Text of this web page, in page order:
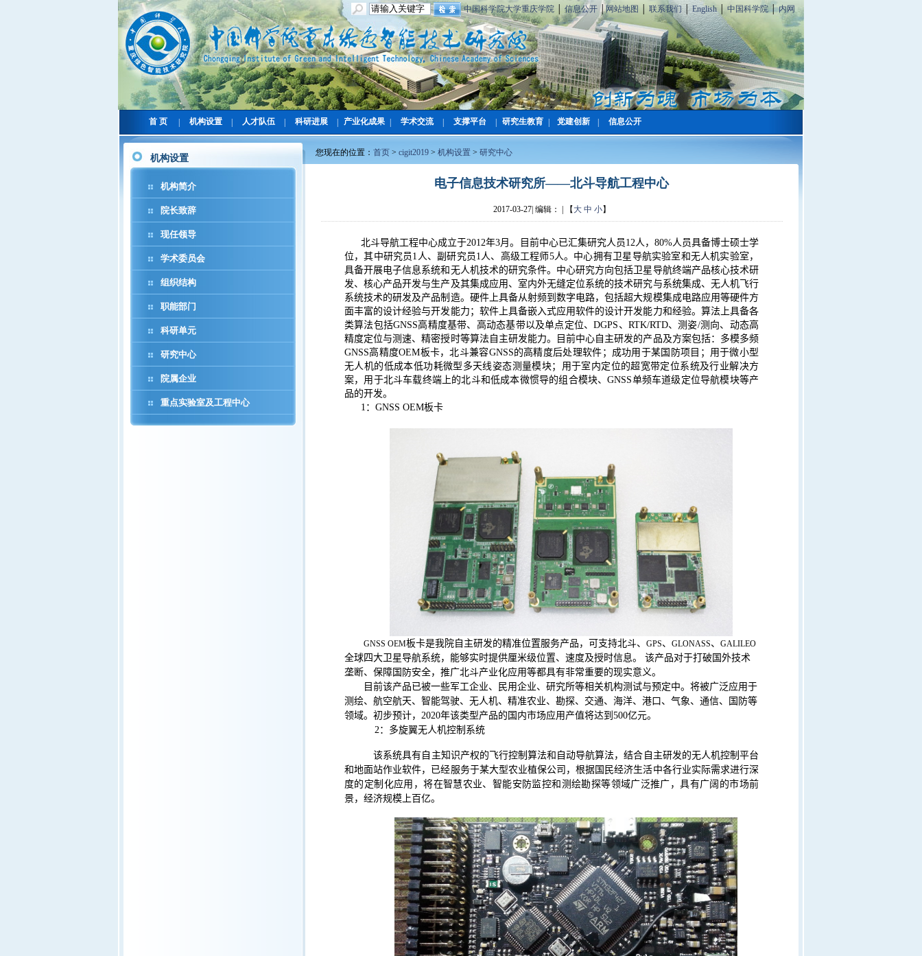
中国科学院大学重庆学院 信息公开 │网站地图 联系我们│ English│ 中国科学院 │内网
首 页 机构设置 人才队伍 科研进展 产业化成果 学术交流 支撑平台 研究生教育 党建创新 信息公开
机构设置
机构简介
院长致辞
现任领导
学术委员会
组织结构
职能部门
科研单元
研究中心
院属企业
重点实验室及工程中心
您现在的位置： 首页 > cigit2019 > 机构设置 > 研究中心
电子信息技术研究所——北斗导航工程中心
2017-03-27| 编辑： | 【 大 中 小】
北斗导航工程中心成立于2012年3月。目前中心已汇集研究人员 12人， 80%人员具备博士硕士学
位，其中研究员 1 人、副研究员 1人、高级工程师5人。中心拥有卫星导航实验室和无人机实验室，
具备开展电子信息系统和无人机技术的研究条件。中心研究方向包括卫星导航终端产品核心技术研
发、核心产品开发与生产及其集成应用、室内外无缝定位系统的技术研究与系统集成、无人机飞行
系统技术的研发及产品制造。硬件上具备从射频到数字电路，包括超大规模集成电路应用等硬件方
面丰富的设计经验与开发能力；软件上具备嵌入式应用软件的设计开发能力和经验。算法上具备各
类算法包括GNSS高精度基带、高动态基带以及单点定位、DGPS 、 RTK/RTD、测姿/测向、动态高
精度定位与测速、精密授时等算法自主研发能力。目前中心自主研发的产品及方案包括：多模多频
GNSS高精度OEM板卡，北斗兼容GNSS的高精度后处理软件；成功用于某国防项目；用于微小型
无人机的低成本低功耗微型多天线姿态测量模块；用于室内定位的超宽带定位系统及行业解决方
案，用于北斗车载终端上的北斗和低成本微惯导的组合模块、GNSS单频车道级定位导航模块等产
品的开发。
1 ： GNSS OEM板卡
GNSS OEM板卡是我院自主研发的精准位置服务产品，可支持北斗、 GPS、 GLONASS、 GALILEO
全球四大卫星导航系统，能够实时提供厘米级位置、速度及授时信息。 该产品对于打破国外技术
垄断、保障国防安全，推广北斗产业化应用等都具有非常重要的现实意义。
目前该产品已被一些军工企业、民用企业、研究所等相关机构测试与预定中。将被广泛应用于
测绘、航空航天、智能驾驶、无人机、精准农业、勘探、交通、海洋、港口、气象、通信、国防等
领域。初步预计， 2020年该类型产品的国内市场应用产值将达到 500亿元。
2：多旋翼无人机控制系统
该系统具有自主知识产权的飞行控制算法和自动导航算法，结合自主研发的无人机控制平台
和地面站作业软件，已经服务于某大型农业植保公司，根据国民经济生活中各行业实际需求进行深
度的定制化应用，将在智慧农业、智能安防监控和测绘勘探等领域广泛推广，具有广阔的市场前
景，经济规模上百亿。